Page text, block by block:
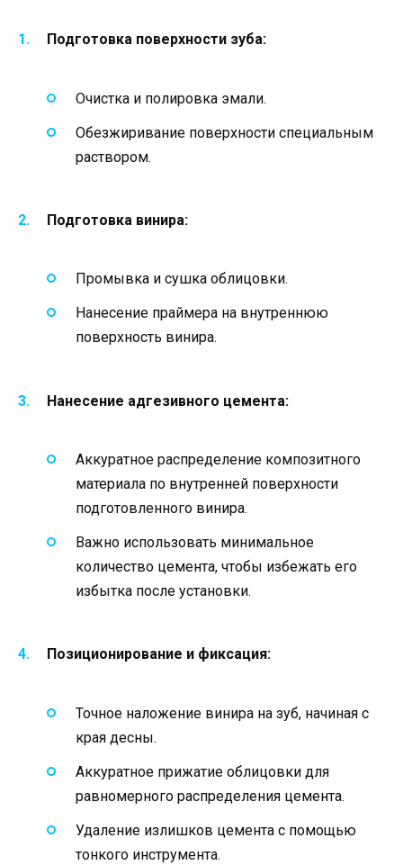
Подготовка поверхности зуба:
Очистка и полировка эмали.
Обезжиривание поверхности специальным
раствором.
Подготовка винира:
Промывка и сушка облицовки.
Нанесение праймера на внутреннюю
поверхность винира.
Нанесение адгезивного цемента:
Аккуратное распределение композитного
материала по внутренней поверхности
подготовленного винира.
Важно использовать минимальное
количество цемента, чтобы избежать его
избытка после установки.
Позиционирование и фиксация:
Точное наложение винира на зуб, начиная с
края десны.
Аккуратное прижатие облицовки для
равномерного распределения цемента.
Удаление излишков цемента с помощью
тонкого инструмента.